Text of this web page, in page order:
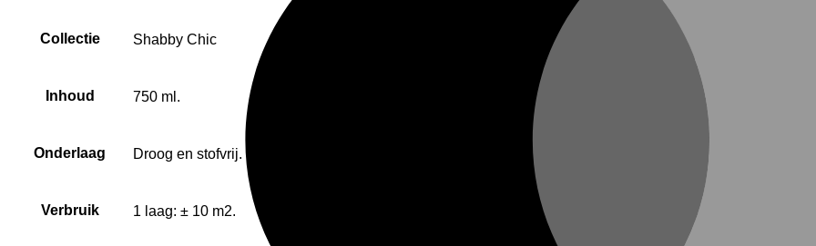
Collectie Shabby Chic
Inhoud 750 ml.
Onderlaag Droog en stofvrij.
Verbruik 1 laag: ± 10 m2.